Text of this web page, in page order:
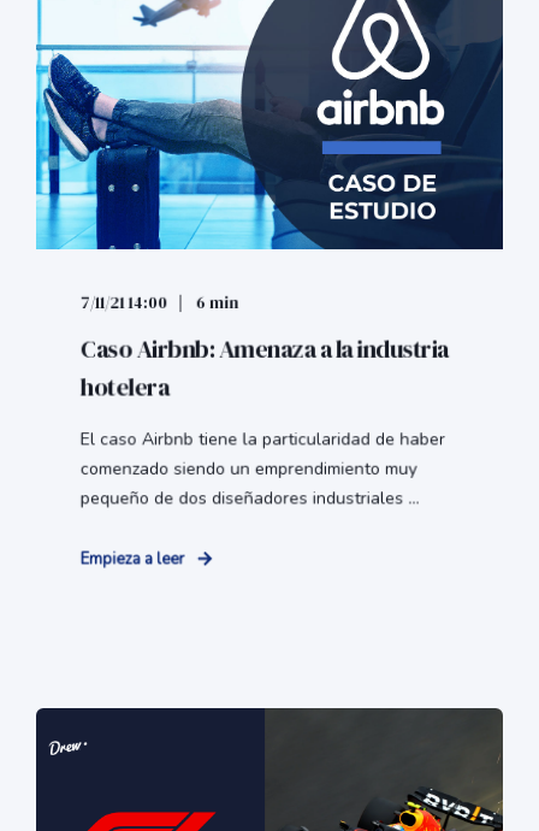
7/11/21 14:00 6 min
Caso Airbnb: Amenaza a la industria
hotelera
El caso Airbnb tiene la particularidad de haber
comenzado siendo un emprendimiento muy
pequeño de dos diseñadores industriales ...
Empieza a leer